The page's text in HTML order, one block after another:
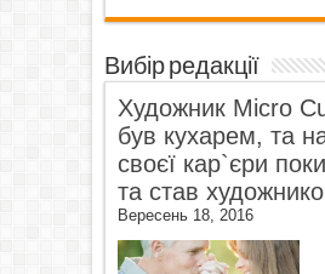
Вибір редакції
Художник Micro
був кухарем, та
своєї кар`єри
та став
Вересень 18, 2016